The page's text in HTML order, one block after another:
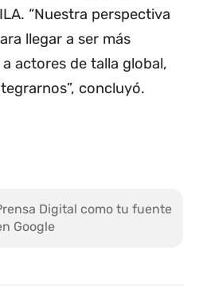
“Nuestra perspectiva
llegar a ser más
actores de talla global,
concluyó.
Digital como tu fuente
Google